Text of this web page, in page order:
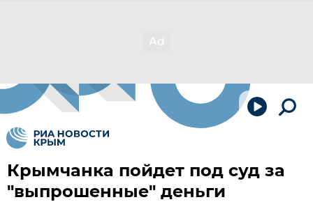
Крымчанка пойдет под суд за
"выпрошенные" деньги